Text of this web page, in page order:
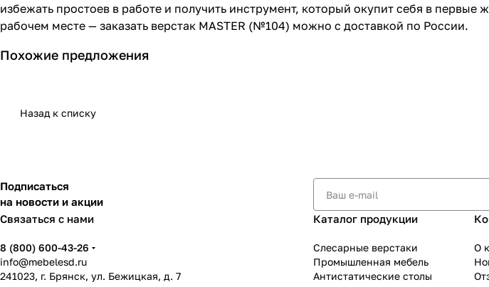
избежать простоев в работе и получить инструмент, который окупит себя в
рабочем месте — заказать верстак MASTER (№104) можно с доставкой по России.
Похожие предложения
Назад к списку
Подписаться
на новости и акции
Связаться с нами
8 (800) 600-43-26
info@mebelesd.ru
241023, г. Брянск, ул. Бежицкая, д. 7
Каталог продукции
Слесарные верстаки
Промышленная мебель
Антистатические столы
О